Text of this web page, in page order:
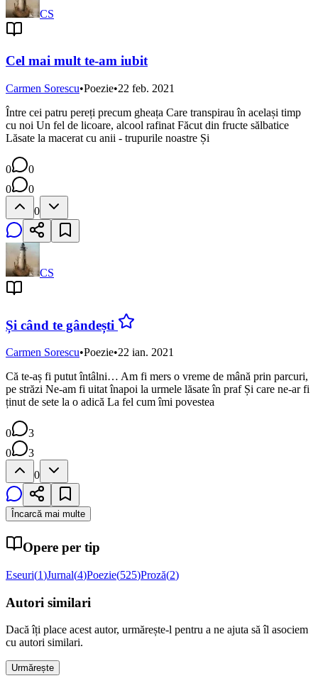
CS
Cel mai mult te-am iubit
Carmen Sorescu•Poezie•22 feb. 2021
Între cei patru pereți precum gheața Care transpirau în același timp
cu noi Un fel de licoare, alcool rafinat Făcut din fructe sălbatice
Lăsate la macerat cu anii - trupurile noastre Și
0
0
0
0
0
CS
Și când te gândești
Carmen Sorescu•Poezie•22 ian. 2021
Că te-aș fi putut întâlni… Am fi mers o vreme de mână prin parcuri,
pe străzi Ne-am fi uitat înapoi la urmele lăsate în praf Și care ne-ar fi
ținut de sete la o adică La fel cum îmi povestea
0
3
0
3
0
Încarcă mai multe
Opere per tip
Eseuri(1)Jurnal(4)Poezie(525)Proză(2)
Autori similari
Dacă îți place acest autor, urmărește-l pentru a ne ajuta să îl asociem
cu autori similari.
Urmărește